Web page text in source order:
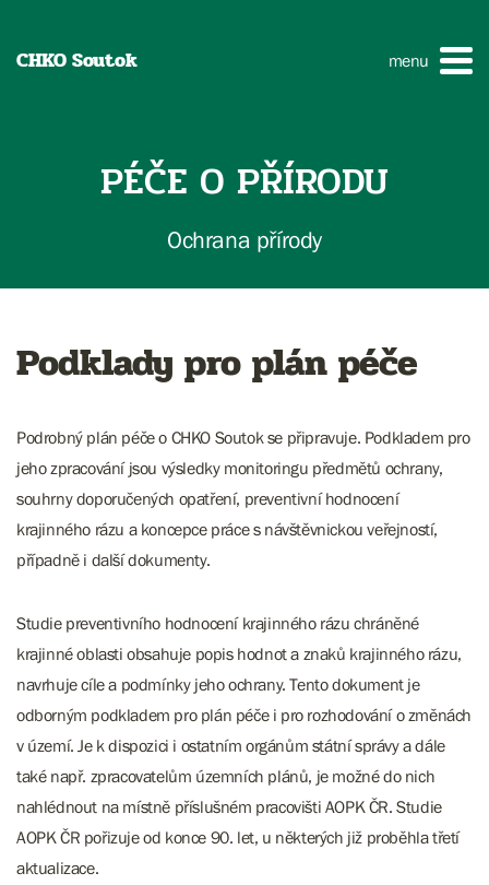
CHKO Soutok menu
PÉČE O PŘÍRODU
Ochrana přírody
Podklady pro plán péče
Podrobný plán péče o CHKO Soutok se připravuje. Podkladem pro
jeho zpracování jsou výsledky monitoringu předmětů ochrany,
souhrny doporučených opatření, preventivní hodnocení
krajinného rázu a koncepce práce s návštěvnickou veřejností,
případně i další dokumenty.
Studie preventivního hodnocení krajinného rázu chráněné
krajinné oblasti obsahuje popis hodnot a znaků krajinného rázu,
navrhuje cíle a podmínky jeho ochrany. Tento dokument je
odborným podkladem pro plán péče i pro rozhodování o změnách
v území. Je k dispozici i ostatním orgánům státní správy a dále
také např. zpracovatelům územních plánů, je možné do nich
nahlédnout na místně příslušném pracovišti AOPK ČR. Studie
AOPK ČR pořizuje od konce 90. let, u některých již proběhla třetí
aktualizace.